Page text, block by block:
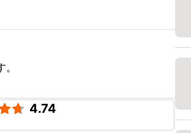
4.74